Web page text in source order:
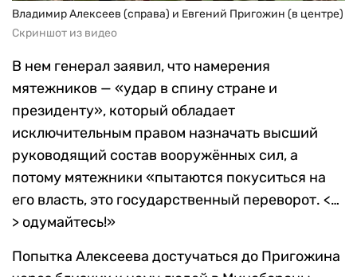
Владимир Алексеев (справа) и Евгений Пригожин (в центре)
Скриншот из видео
В нем генерал заявил, что намерения
мятежников — «удар в спину стране и
президенту», который обладает
исключительным правом назначать высший
руководящий состав вооружённых сил, а
потому мятежники «пытаются покуситься на
его власть, это государственный переворот. <…
> одумайтесь!»
Попытка Алексеева достучаться до Пригожина